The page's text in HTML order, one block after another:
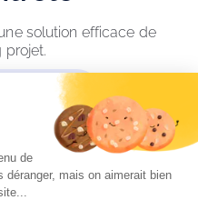
de
mais on aimerait bien
solution efficace de
projet.
démo